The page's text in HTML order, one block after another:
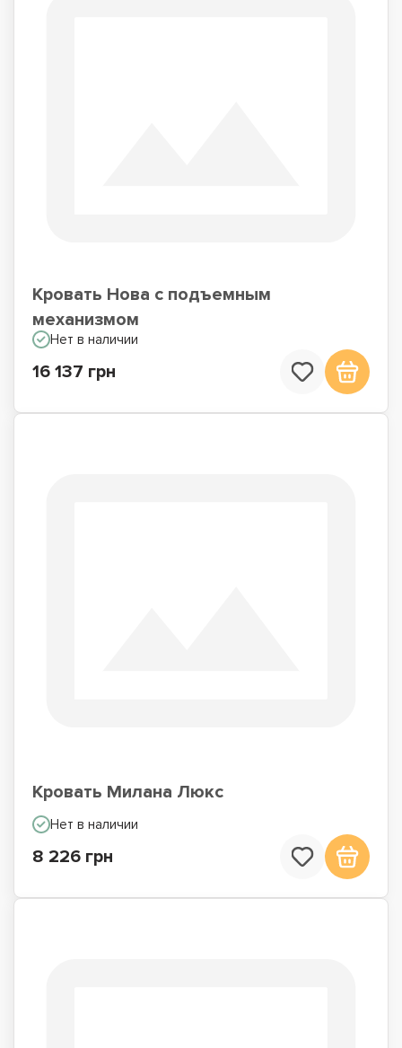
Кровать Нова с подъемным
механизмом
Нет в наличии
16 137 грн
Кровать Милана Люкс
Нет в наличии
8 226 грн